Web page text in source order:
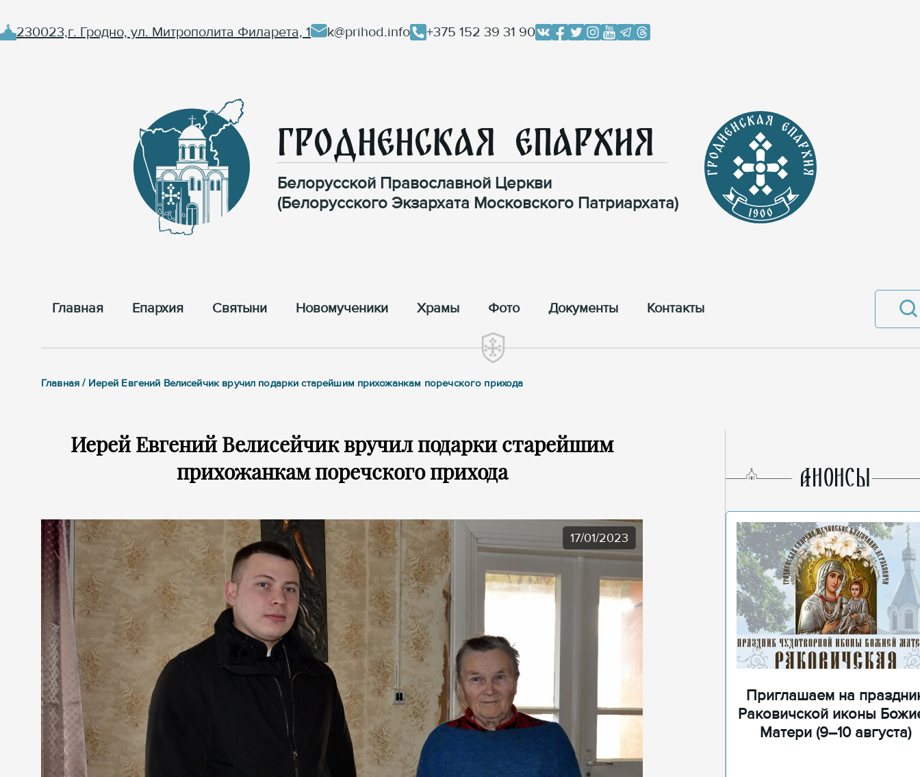
230023,г. Гродно, ул. Митрополита Филарета, 1 k@prihod.info +375 152 39 31 90
Гродненская Епархия
Белорусской Православной Церкви
(Белорусского Экзархата Московского Патриархата)
Главная Епархия Cвятыни Новомученики Храмы Фото Документы Контакты
Главная / Иерей Евгений Велисейчик вручил подарки старейшим прихожанкам поречского прихода
Иерей Евгений Велисейчик вручил подарки старейшим
прихожанкам поречского прихода
17/01/2023
AНОНСЫ
Приглашаем на
Раковичской иконы
Матери (9–10 августа)